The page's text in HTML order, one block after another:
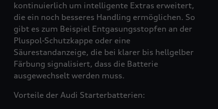
kontinuierlich um intelligente Extras erweitert,
die ein noch besseres Handling ermöglichen. So
gibt es zum Beispiel Entgasungsstopfen an der
Pluspol-Schutzkappe oder eine
Säurestandanzeige, die bei klarer bis hellgelber
Färbung signalisiert, dass die Batterie
ausgewechselt werden muss.
Vorteile der Audi Starterbatterien: